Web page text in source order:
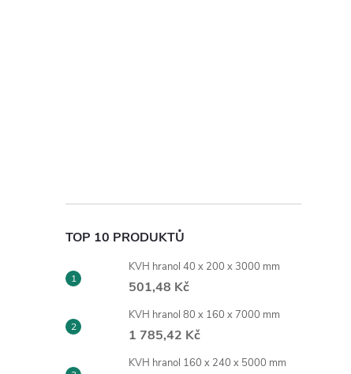
TOP 10 PRODUKTŮ
KVH hranol 40 x 200 x 3000 mm
501,48 Kč
KVH hranol 80 x 160 x 7000 mm
1 785,42 Kč
KVH hranol 160 x 240 x 5000 mm